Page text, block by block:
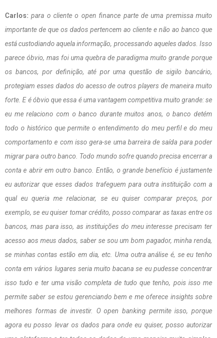
Carlos:para o cliente o open finance parte de uma premissa muito
importante de que os dados pertencem ao cliente e não ao banco que
está custodiando aquela informação, processando aqueles dados. Isso
parece óbvio, mas foi uma quebra de paradigma muito grande porque
os bancos, por definição, até por uma questão de sigilo bancário,
protegiam esses dados do acesso de outros players de maneira muito
forte. E é óbvio que essa é uma vantagem competitiva muito grande: se
eu me relaciono com o banco durante muitos anos, o banco detém
todo o histórico que permite o entendimento do meu perfil e do meu
comportamento e com isso gera-se uma barreira de saída para poder
migrar para outro banco. Todo mundo sofre quando precisa encerrar a
conta e abrir em outro banco. Então, o grande benefício é justamente
eu autorizar que esses dados trafeguem para outra instituição com a
qual eu queria me relacionar, se eu quiser comparar preços, por
exemplo, se eu quiser tomar crédito, posso comparar as taxas entre os
bancos, mas para isso, as instituições do meu interesse precisam ter
acesso aos meus dados, saber se sou um bom pagador, minha renda,
se minhas contas estão em dia, etc. Uma outra análise é, se eu tenho
conta em vários lugares seria muito bacana se eu pudesse concentrar
isso tudo e ter uma visão completa de tudo que tenho, pois isso me
permite saber se estou gerenciando bem e me oferece insights sobre
melhores formas de investir. O open banking permite isso, porque
agora eu posso levar os dados para onde eu quiser, posso autorizar